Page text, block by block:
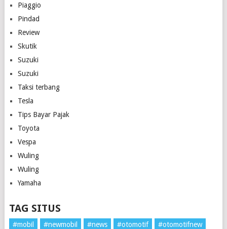
Piaggio
Pindad
Review
Skutik
Suzuki
Suzuki
Taksi terbang
Tesla
Tips Bayar Pajak
Toyota
Vespa
Wuling
Wuling
Yamaha
TAG SITUS
#mobil #newmobil #news #otomotif #otomotifnew